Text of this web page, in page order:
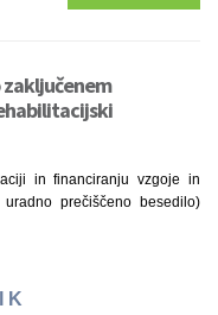
in financiranju vzgoje in
prečiščeno besedilo)
K